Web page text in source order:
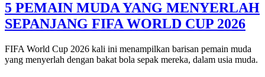
5 PEMAIN MUDA YANG MENYERLAH
SEPANJANG FIFA WORLD CUP 2026
FIFA World Cup 2026 kali ini menampilkan barisan pemain muda
yang menyerlah dengan bakat bola sepak mereka, dalam usia muda.